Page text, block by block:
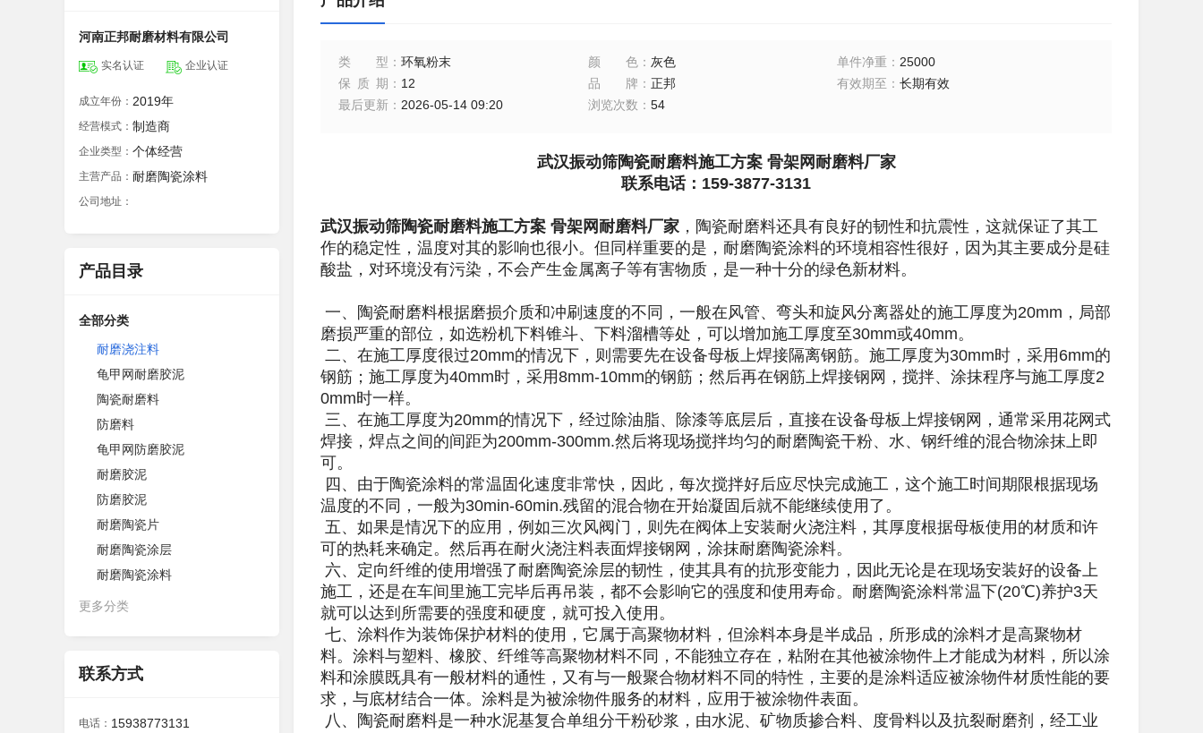
河南正邦耐磨材料有限公司
实名认证 企业认证
成立年份： 2019年
经营模式： 制造商
企业类型： 个体经营
主营产品： 耐磨陶瓷涂料
公司地址：
产品目录
全部分类
耐磨浇注料
龟甲网耐磨胶泥
陶瓷耐磨料
防磨料
龟甲网防磨胶泥
耐磨胶泥
防磨胶泥
耐磨陶瓷片
耐磨陶瓷涂层
耐磨陶瓷涂料
更多分类
联系方式
电话： 15938773131
类型 ： 环氧粉末 颜色： 灰色 单件净重 ： 25000
保质期 ： 12 品牌 ： 正邦 有效期至 ：长期有效
最后更新 ： 2026-05-14 09:20 浏览次数 ： 54
武汉振动筛陶瓷耐磨料施工方案 骨架网耐磨料厂家
联系电话：159-3877-3131
武汉振动筛陶瓷耐磨料施工方案 骨架网耐磨料厂家 ， 陶瓷耐磨料还具有良好的韧性和抗震性，这就保证了其工
作的稳定性，温度对其的影响也很小。但同样重要的是，耐磨陶瓷涂料的环境相容性很好，因为其主要成分是硅
酸盐，对环境没有污染，不会产生金属离子等有害物质，是一种十分的绿色新材料。
一、陶瓷耐磨料根据磨损介质和冲刷速度的不同，一般在风管、弯头和旋风分离器处的施工厚度为20mm，局部
磨损严重的部位，如选粉机下料锥斗、下料溜槽等处，可以增加施工厚度至30mm或40mm。
二、在施工厚度很过20mm的情况下，则需要先在设备母板上焊接隔离钢筋。施工厚度为30mm时，采用6mm的
钢筋；施工厚度为40mm时，采用8mm-10mm的钢筋；然后再在钢筋上焊接钢网，搅拌、涂抹程序与施工厚度2
0mm时一样。
三、在施工厚度为20mm的情况下，经过除油脂、除漆等底层后，直接在设备母板上焊接钢网，通常采用花网式
焊接，焊点之间的间距为200mm-300mm.然后将现场搅拌均匀的耐磨陶瓷干粉、水、钢纤维的混合物涂抹上即
可。
四、由于陶瓷涂料的常温固化速度非常快，因此，每次搅拌好后应尽快完成施工，这个施工时间期限根据现场
温度的不同，一般为30min-60min.残留的混合物在开始凝固后就不能继续使用了。
五、如果是情况下的应用，例如三次风阀门，则先在阀体上安装耐火浇注料，其厚度根据母板使用的材质和许
可的热耗来确定。然后再在耐火浇注料表面焊接钢网，涂抹耐磨陶瓷涂料。
六、定向纤维的使用增强了耐磨陶瓷涂层的韧性，使其具有的抗形变能力，因此无论是在现场安装好的设备上
施工，还是在车间里施工完毕后再吊装，都不会影响它的强度和使用寿命。耐磨陶瓷涂料常温下(20℃)养护3天
就可以达到所需要的强度和硬度，就可投入使用。
七、涂料作为装饰保护材料的使用，它属于高聚物材料，但涂料本身是半成品，所形成的涂料才是高聚物材
料。涂料与塑料、橡胶、纤维等高聚物材料不同，不能独立存在，粘附在其他被涂物件上才能成为材料，所以涂
料和涂膜既具有一般材料的通性，又有与一般聚合物材料不同的特性，主要的是涂料适应被涂物件材质性能的要
求，与底材结合一体。涂料是为被涂物件服务的材料，应用于被涂物件表面。
八、陶瓷耐磨料是一种水泥基复合单组分干粉砂浆，由水泥、矿物质掺合料、度骨料以及抗裂耐磨剂，经工业